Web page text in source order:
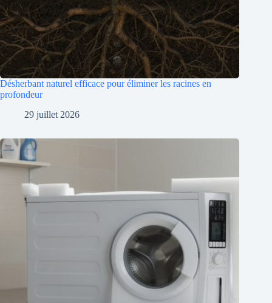
Désherbant naturel efficace pour éliminer les racines en
profondeur
29 juillet 2026